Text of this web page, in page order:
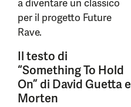
a diventare un classico
per il progetto Future
Rave.
Il testo di
“Something To Hold
On” di David Guetta e
Morten